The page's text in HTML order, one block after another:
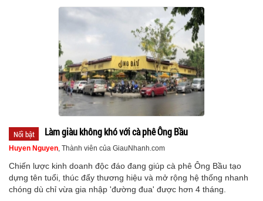
Nổi bật Làm giàu không khó với cà phê Ông Bầu
Huyen Nguyen, Thành viên của GiauNhanh.com
Chiến lược kinh doanh độc đáo đang giúp cà phê Ông Bầu tạo
dựng tên tuổi, thúc đẩy thương hiệu và mở rộng hệ thống nhanh
chóng dù chỉ vừa gia nhập 'đường đua' được hơn 4 tháng.